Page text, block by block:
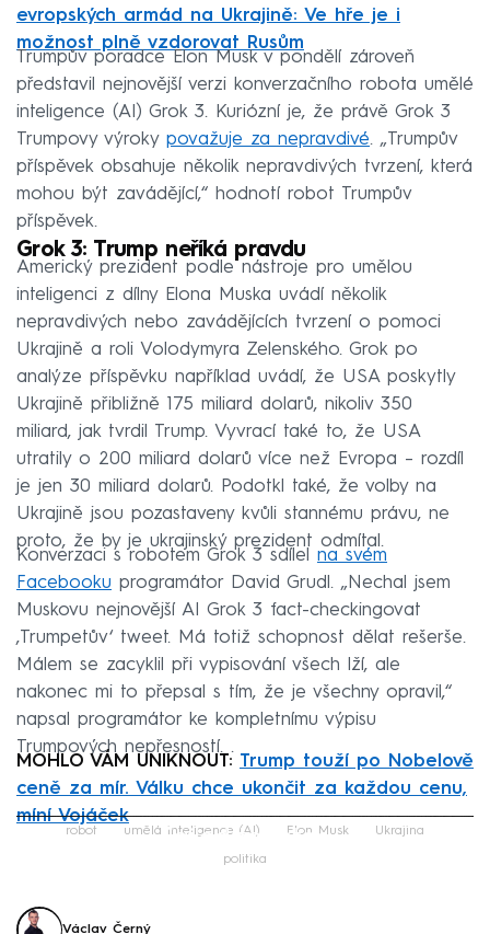
evropských armád na Ukrajině: Ve hře je i
možnost plně vzdorovat Rusům
Trumpův poradce Elon Musk v pondělí zároveň
představil nejnovější verzi konverzačního robota umělé
inteligence (AI) Grok 3. Kuriózní je, že právě Grok 3
Trumpovy výroky považuje za nepravdivé. „Trumpův
příspěvek obsahuje několik nepravdivých tvrzení, která
mohou být zavádějící,“ hodnotí robot Trumpův
příspěvek.
Grok 3: Trump neříká pravdu
Americký prezident podle nástroje pro umělou
inteligenci z dílny Elona Muska uvádí několik
nepravdivých nebo zavádějících tvrzení o pomoci
Ukrajině a roli Volodymyra Zelenského. Grok po
analýze příspěvku například uvádí, že USA poskytly
Ukrajině přibližně 175 miliard dolarů, nikoliv 350
miliard, jak tvrdil Trump. Vyvrací také to, že USA
utratily o 200 miliard dolarů více než Evropa – rozdíl
je jen 30 miliard dolarů. Podotkl také, že volby na
Ukrajině jsou pozastaveny kvůli stannému právu, ne
proto, že by je ukrajinský prezident odmítal.
Konverzaci s robotem Grok 3 sdílel na svém
Facebooku programátor David Grudl. „Nechal jsem
Muskovu nejnovější AI Grok 3 fact-checkingovat
‚Trumpetův‘ tweet. Má totiž schopnost dělat rešerše.
Málem se zacyklil při vypisování všech lží, ale
nakonec mi to přepsal s tím, že je všechny opravil,“
napsal programátor ke kompletnímu výpisu
Trumpových nepřesností. .
MOHLO VÁM UNIKNOUT: Trump touží po Nobelově
ceně za mír. Válku chce ukončit za každou cenu,
míní Vojáček
Failed to fetch
robot umělá inteligence (AI) Elon Musk Ukrajina
politika
Václav Černý